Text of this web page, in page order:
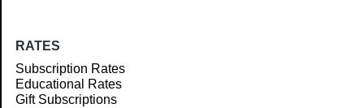
RATES
Subscription Rates
Educational Rates
Gift Subscriptions